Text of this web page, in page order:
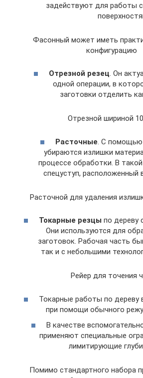
задействуют для работы
Фасонный может иметь
конфигурацию
Отрезной резец. Он
одной операции, в
заготовки отделить
Отрезной шириной
Расточные . С помощью
убираются излишки
процессе обработки. В
спецуступ, расположенный
Расточной для удаления
Токарные резцы по дереву
Они используются для
заготовок. Рабочая часть
так и с небольшими
Рейер для точения
Токарные работы по дереву
при помощи обычного
В качестве
применяют специальные
лимитирующие
Помимо стандартного набора